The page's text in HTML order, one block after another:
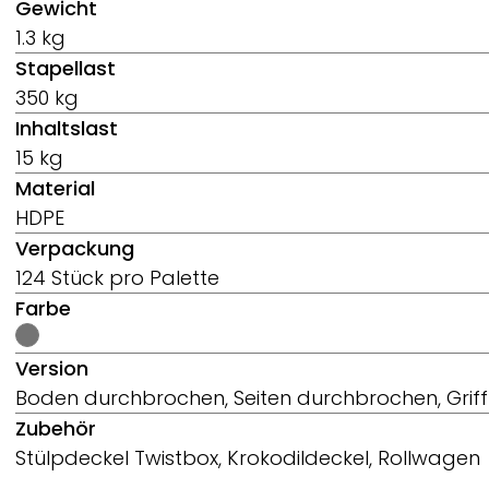
Gewicht
1.3 kg
Stapellast
350 kg
Inhaltslast
15 kg
Material
HDPE
Verpackung
124 Stück pro Palette
Farbe
Version
Boden durchbrochen, Seiten durchbrochen,
Zubehör
Stülpdeckel Twistbox, Krokodildeckel, Rollwagen